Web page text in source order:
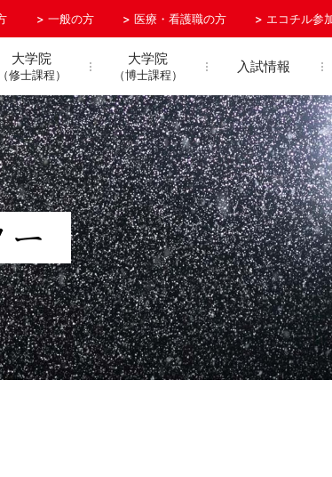
一般の方 医療・看護職の方 エコチル参
大学院
（修士課程）
大学院
（博士課程） 入試情報